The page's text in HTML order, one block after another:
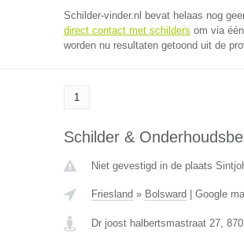
Schilder-vinder.nl bevat helaas nog
direct contact met schilders om via
worden nu resultaten getoond uit de
1
Schilder &
Niet gevestigd in de plaats
Friesland » Bolsward Google
Dr joost halbertsmastraat 27,